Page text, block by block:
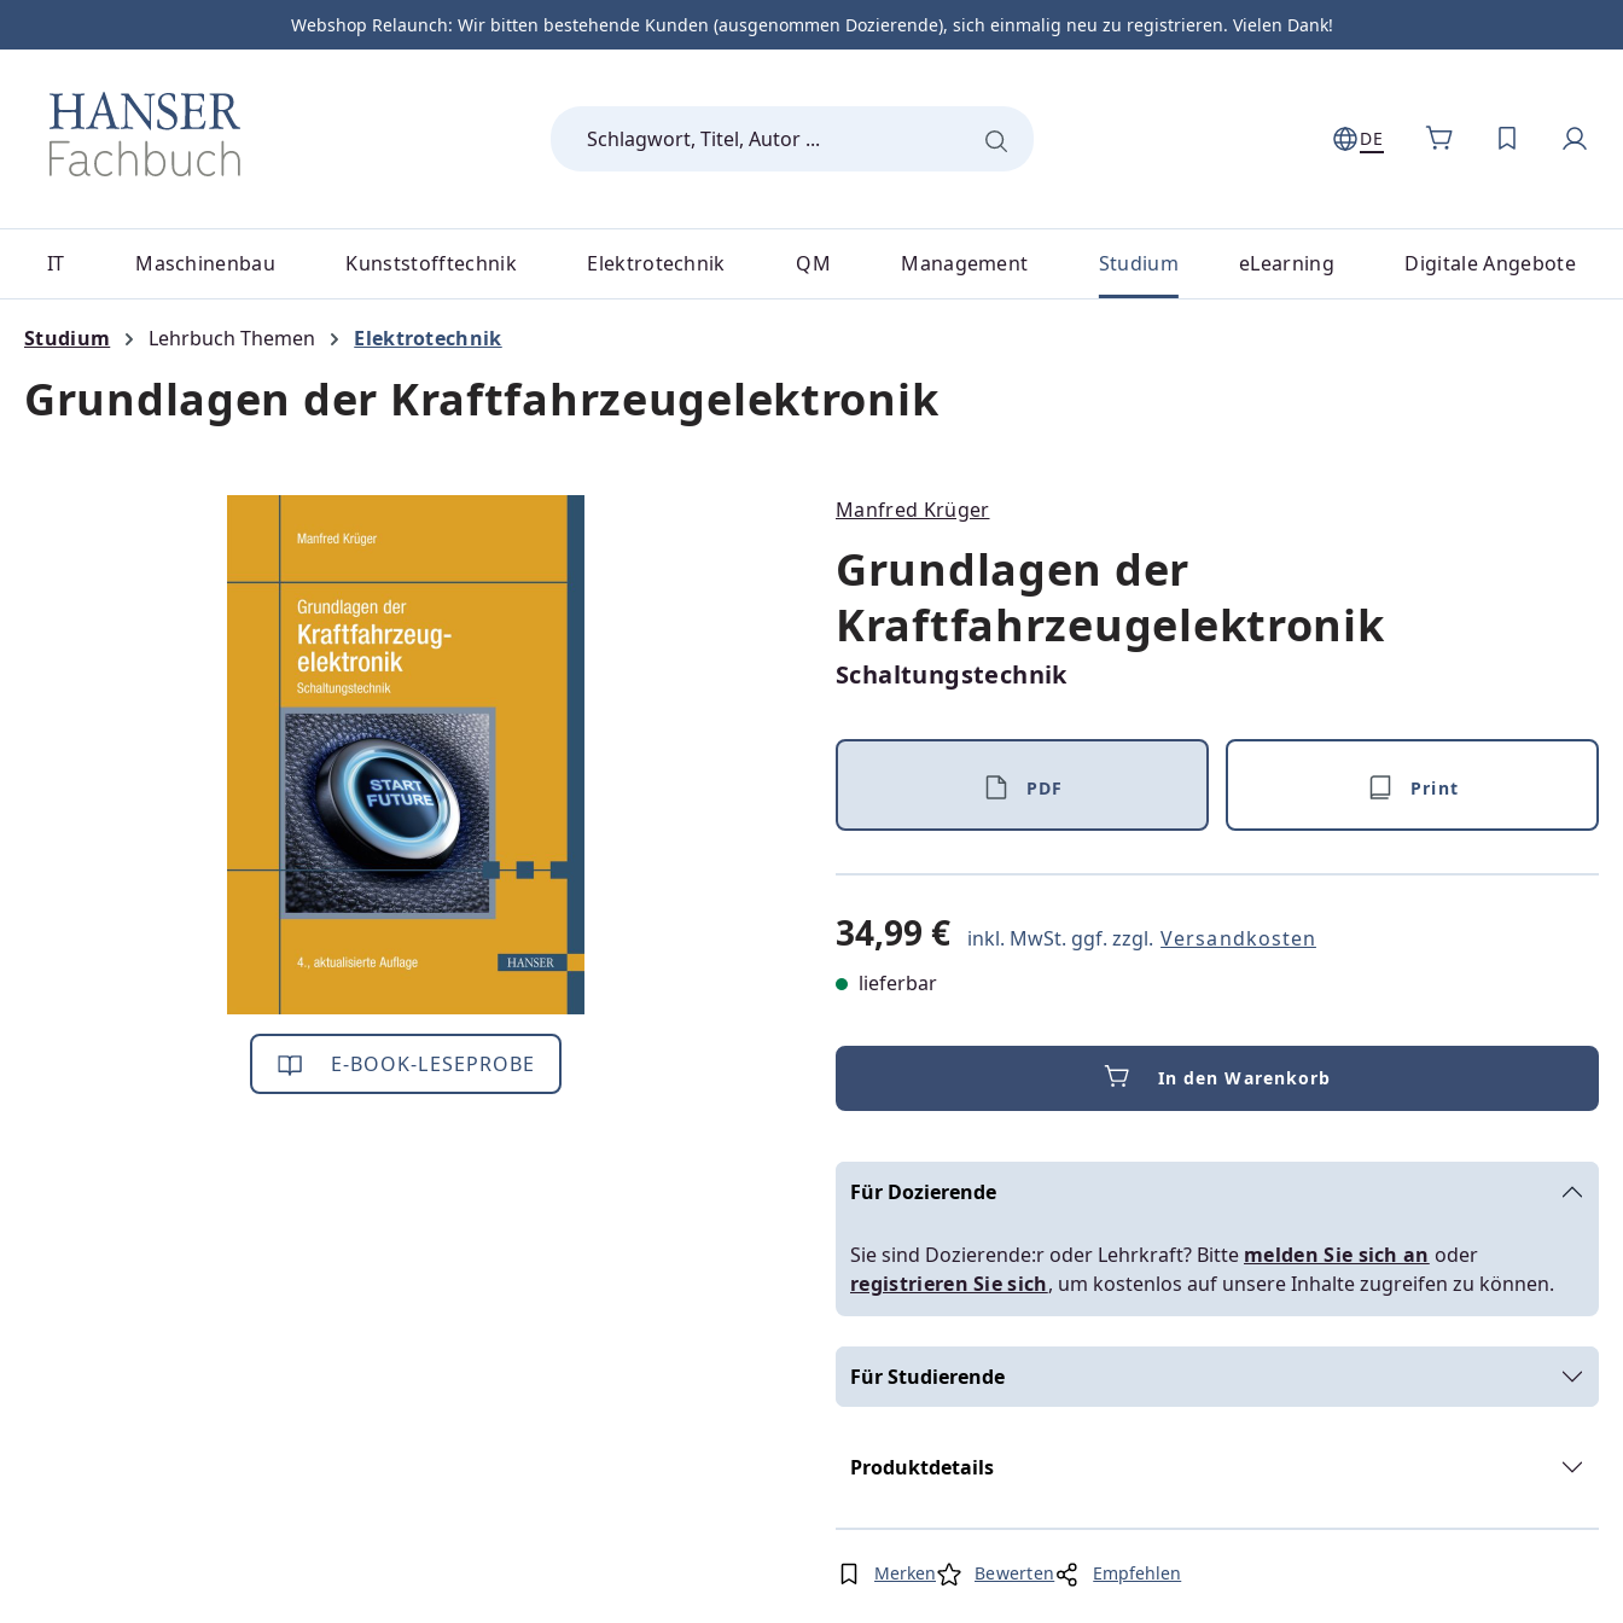
Zur Hauptnavigation springenWebshop Relaunch: Wir bitten bestehende Kunden (ausgenommen Dozierende), sich einmalig neu zu registrieren. Vielen Dank!
DE DU HAST 0
IT Maschinenbau Kunststofftechnik Elektrotechnik QM Management Studium eLearning Digitale Angebote
Studium Lehrbuch Themen Elektrotechnik
Grundlagen der Kraftfahrzeugelektronik
E-BOOK-LESEPROBE
Manfred Krüger
Grundlagen der
Kraftfahrzeugelektronik
Schaltungstechnik
PDF Print
34,99 € inkl. MwSt. ggf. zzgl. Versandkosten
lieferbar
In den Warenkorb
Für Dozierende
Sie sind Dozierende:r oder Lehrkraft? Bitte melden Sie sich an oder
registrieren Sie sich, um kostenlos auf unsere Inhalte zugreifen zu können.
Für Studierende
Produktdetails
Merken Bewerten Empfehlen